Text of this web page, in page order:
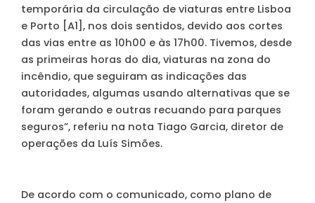
temporária da circulação de viaturas entre Lisboa
e Porto [A1], nos dois sentidos, devido aos cortes
das vias entre as 10h00 e às 17h00. Tivemos, desde
as primeiras horas do dia, viaturas na zona do
incêndio, que seguiram as indicações das
autoridades, algumas usando alternativas que se
foram gerando e outras recuando para parques
seguros”, referiu na nota Tiago Garcia, diretor de
operações da Luís Simões.
De acordo com o comunicado, como plano de